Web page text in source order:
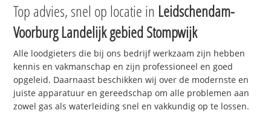
Top advies, snel op locatie in Leidschendam-
Voorburg Landelijk gebied Stompwijk
Alle loodgieters die bij ons bedrijf werkzaam zijn hebben
kennis en vakmanschap en zijn professioneel en goed
opgeleid. Daarnaast beschikken wij over de modernste en
juiste apparatuur en gereedschap om alle problemen aan
zowel gas als waterleiding snel en vakkundig op te lossen.